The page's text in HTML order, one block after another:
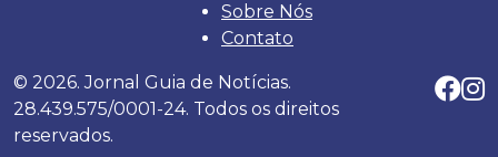
Sobre Nós
Contato
© 2026. Jornal Guia de Notícias.
28.439.575/0001-24. Todos os direitos
reservados.